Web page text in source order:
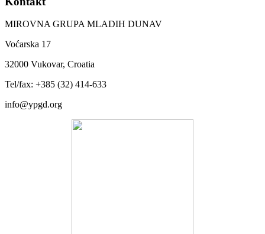
MIROVNA GRUPA MLADIH DUNAV
Voćarska 17
32000 Vukovar, Croatia
Tel/fax: +385 (32) 414-633
info@ypgd.org